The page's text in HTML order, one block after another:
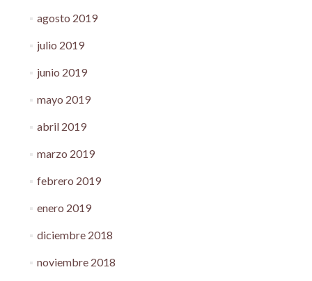
agosto 2019
julio 2019
junio 2019
mayo 2019
abril 2019
marzo 2019
febrero 2019
enero 2019
diciembre 2018
noviembre 2018